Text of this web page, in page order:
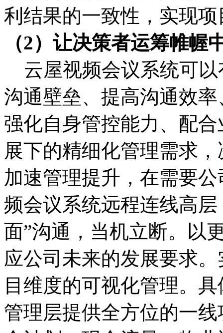
利结果的一致性，实现
（2）让决策者运筹帷幄
云屋视频会议系统可以
沟通壁垒、提高沟通效
强化自身管控能力、配
展下的精细化管理需求
加速管理提升，在需要
频会议系统远程连线高
面”沟通，当机立断。以
应公司未来的发展要求
目维度的可视化管理。
管理层提供全方位的一